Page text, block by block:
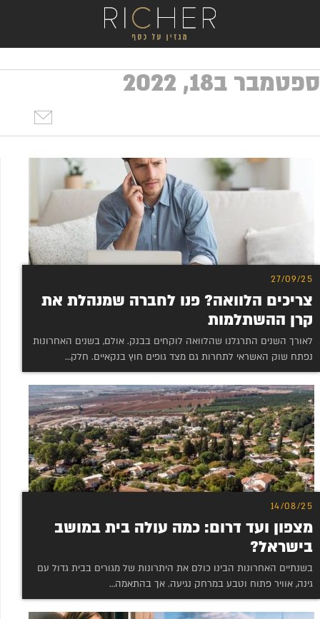
ב18, 2022
27/09/25
צריכים הלוואה? פנו לחברה שמנהלת את
קרן ההשתלמות
לאורך השנים התרגלנו שהלוואה לוקחים בבנק. אולם, בשנים האחרונות
נפתח שוק האשראי לתחרות גם מצד גופים חוץ בנקאיים. חלק…
14/08/25
מצפון ועד דרום: כמה עולה בית במושב
בישראל?
בשנתיים האחרונות הבינו כולם את היתרונות של מגורים בבית גדול עם
גינה, אוויר פתוח וטבע במרחק נגיעה. אך בהתאמה…